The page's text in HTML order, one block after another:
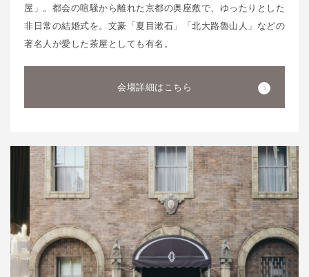
屋」。都会の喧騒から離れた京都の奥座敷で、ゆったりとした
非日常の結婚式を。文豪「夏目漱石」「北大路魯山人」などの
著名人が愛した茶屋としても有名。
会場詳細はこちら